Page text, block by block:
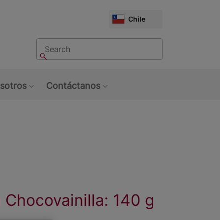
CHOOSE
MARKET
Chile
Buscar
Buscar
Contáctanos
Chocovainilla: 140 g